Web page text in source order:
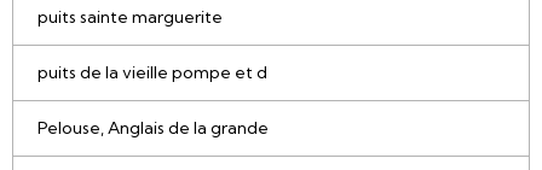
puits sainte marguerite
puits de la vieille pompe et d
Pelouse, Anglais de la grande